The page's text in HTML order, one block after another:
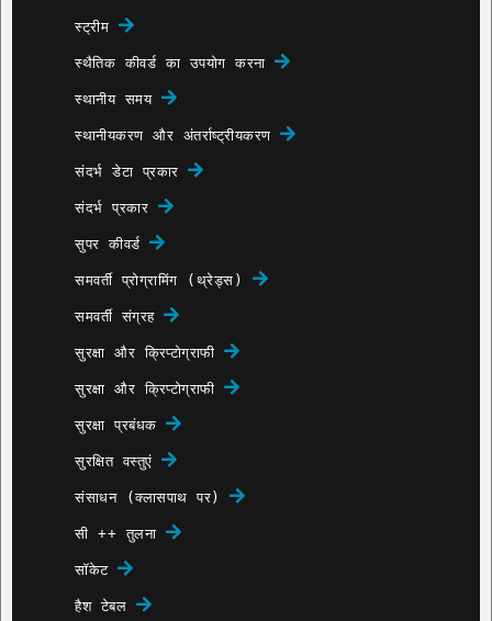
स्ट्रीम
स्थैतिक कीवर्ड का उपयोग करना
स्थानीय समय
स्थानीयकरण और अंतर्राष्ट्रीयकरण
संदर्भ डेटा प्रकार
संदर्भ प्रकार
सुपर कीवर्ड
समवर्ती प्रोग्रामिंग (थ्रेड्स)
समवर्ती संग्रह
सुरक्षा और क्रिप्टोग्राफी
सुरक्षा और क्रिप्टोग्राफी
सुरक्षा प्रबंधक
सुरक्षित वस्तुएं
संसाधन (क्लासपाथ पर)
सी ++ तुलना
सॉकेट
हैश टेबल